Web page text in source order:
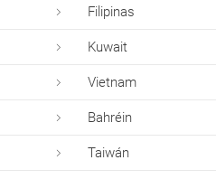
Filipinas
Kuwait
Vietnam
Bahréin
Taiwán